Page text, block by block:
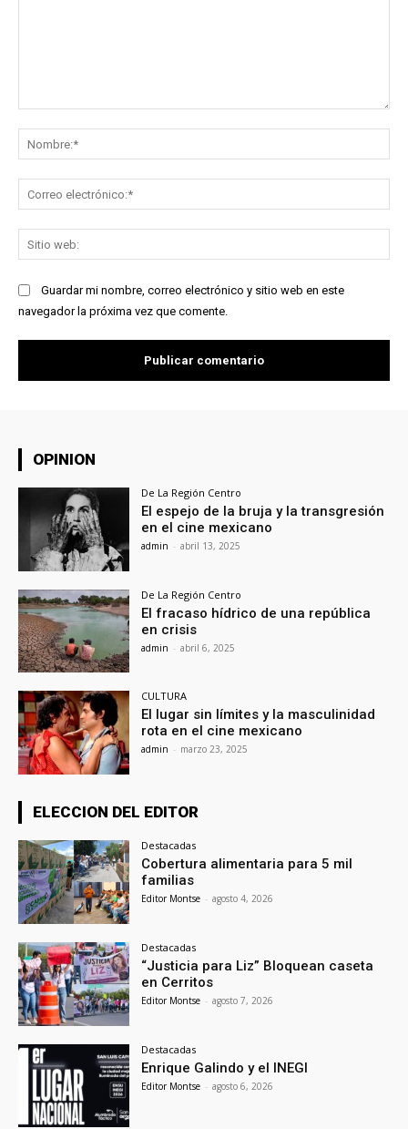
Guardar mi nombre, correo electrónico y sitio web en este
navegador la próxima vez que comente.
OPINION
De La Región Centro
El espejo de la bruja y la transgresión
en el cine mexicano
admin - abril 13, 2025
De La Región Centro
El fracaso hídrico de una república
en crisis
admin - abril 6, 2025
CULTURA
El lugar sin límites y la masculinidad
rota en el cine mexicano
admin - marzo 23, 2025
ELECCION DEL EDITOR
Destacadas
Cobertura alimentaria para 5 mil
familias
Editor Montse - agosto 4, 2026
Destacadas
“Justicia para Liz” Bloquean caseta
en Cerritos
Editor Montse - agosto 7, 2026
Destacadas
Enrique Galindo y el INEGI
Editor Montse - agosto 6, 2026